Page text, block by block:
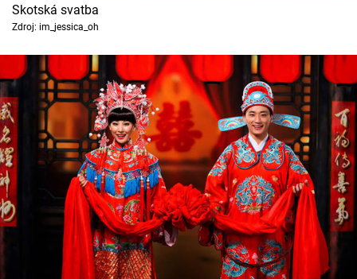
Skotská svatba
Zdroj: im_jessica_oh